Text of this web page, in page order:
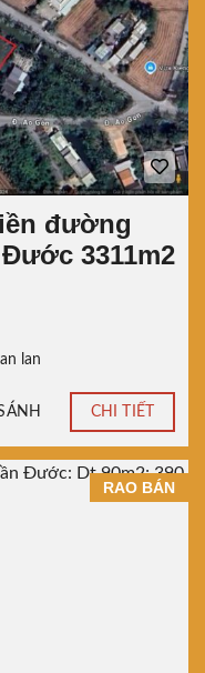
đường
3311m2
lan
CHI TIẾT
RAO BÁN